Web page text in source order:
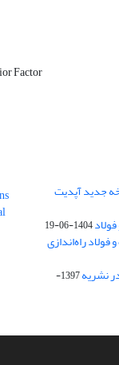
Factor
جدید آپدیت
1404-06-19
راه‌اندازی
نشریه
1397-